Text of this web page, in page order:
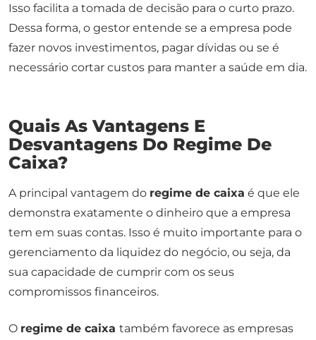
Isso facilita a tomada de decisão para o curto prazo.
Dessa forma, o gestor entende se a empresa pode
fazer novos investimentos, pagar dívidas ou se é
necessário cortar custos para manter a saúde em dia.
Quais As Vantagens E
Desvantagens Do Regime De
Caixa?
A principal vantagem do regime de caixa é que ele
demonstra exatamente o dinheiro que a empresa
tem em suas contas. Isso é muito importante para o
gerenciamento da liquidez do negócio, ou seja, da
sua capacidade de cumprir com os seus
compromissos financeiros.
O regime de caixa também favorece as empresas